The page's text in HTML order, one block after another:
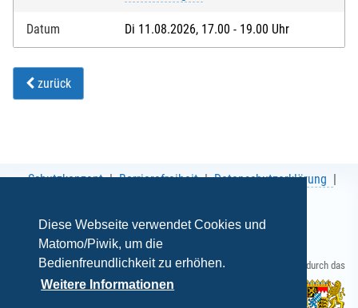
Diese Webseite verwendet Cookies und
Matomo/Piwik, um die
Bedienfreundlichkeit zu erhöhen.
Weitere Informationen
Datum Di 11.08.2026, 17.00 - 19.00 Uhr
zurück
Schutzkonzept Barrierefreiheit
Datenschutzerklärung
Gefördert durch das